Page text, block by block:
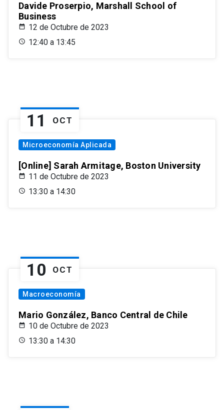
Davide Proserpio, Marshall School of
Business
12 de Octubre de 2023
12:40 a 13:45
11 OCT
Microeconomía Aplicada
[Online] Sarah Armitage, Boston University
11 de Octubre de 2023
13:30 a 14:30
10 OCT
Macroeconomía
Mario González, Banco Central de Chile
10 de Octubre de 2023
13:30 a 14:30